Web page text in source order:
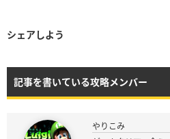
シェアしよう
記事を書いている攻略メンバー
やりこみ